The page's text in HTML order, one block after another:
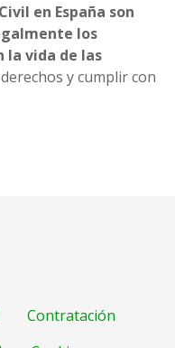
en España son
los
la vida de las
y cumplir con
Contratación